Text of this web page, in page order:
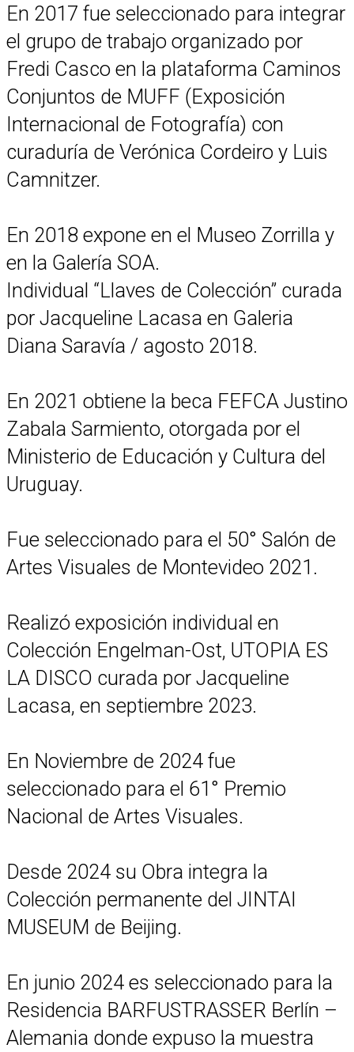
En 2017 fue seleccionado para integrar
el grupo de trabajo organizado por
Fredi Casco en la plataforma Caminos
Conjuntos de MUFF (Exposición
Internacional de Fotografía) con
curaduría de Verónica Cordeiro y Luis
Camnitzer.
En 2018 expone en el Museo Zorrilla y
en la Galería SOA.
Individual “Llaves de Colección” curada
por Jacqueline Lacasa en Galeria
Diana Saravía / agosto 2018.
En 2021 obtiene la beca FEFCA Justino
Zabala Sarmiento, otorgada por el
Ministerio de Educación y Cultura del
Uruguay.
Fue seleccionado para el 50° Salón de
Artes Visuales de Montevideo 2021.
Realizó exposición individual en
Colección Engelman-Ost, UTOPIA ES
LA DISCO curada por Jacqueline
Lacasa, en septiembre 2023.
En Noviembre de 2024 fue
seleccionado para el 61° Premio
Nacional de Artes Visuales.
Desde 2024 su Obra integra la
Colección permanente del JINTAI
MUSEUM de Beijing.
En junio 2024 es seleccionado para la
Residencia BARFUSTRASSER Berlín –
Alemania donde expuso la muestra